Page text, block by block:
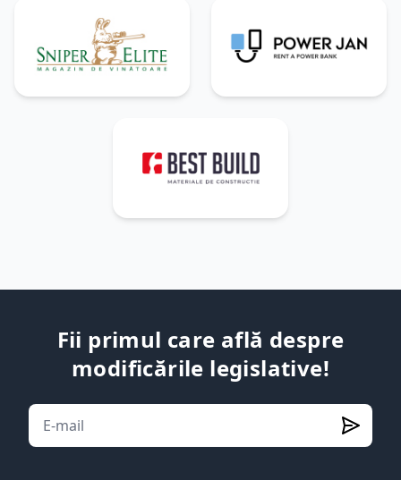
Fii primul care află despre
modificările legislative!